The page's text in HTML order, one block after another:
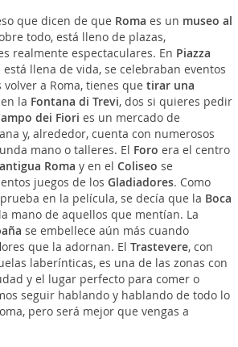
que dicen de que Roma es un museo al
todo, está lleno de plazas,
realmente espectaculares. En Piazza
llena de vida, se celebraban eventos
a Roma, tienes que tirar una
la Fontana di Trevi, dos si quieres pedir
dei Fiori es un mercado de
y, alrededor, cuenta con numerosos
mano o talleres. El Foro era el centro
antigua Roma y en el Coliseo se
juegos de los Gladiadores. Como
en la película, se decía que la Boca
mano de aquellos que mentían. La
se embellece aún más cuando
que la adornan. El Trastevere, con
laberínticas, es una de las zonas con
y el lugar perfecto para comer o
seguir hablando y hablando de todo lo
pero será mejor que vengas a